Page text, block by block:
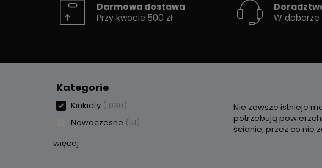
Darmowa dostawa
Przy kwocie 500 zł
W
Kategorie
Kinkiety (1030)
Nowoczesne (51)
więcej
Nie zawsze istnieje
potrzebują
ścianie, przez co nie